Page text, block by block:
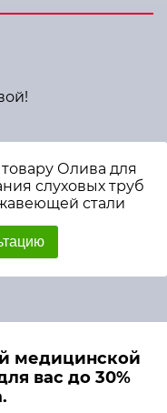
Олива для
слуховых труб
стали
медицинской
вас до 30%